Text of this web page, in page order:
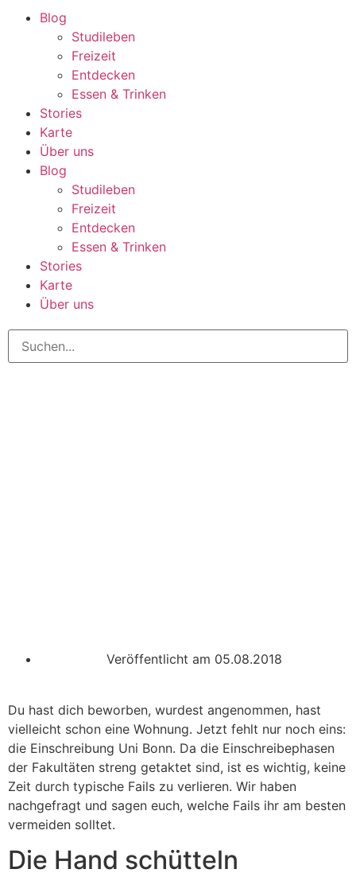
Blog
Studileben
Freizeit
Entdecken
Essen & Trinken
Stories
Karte
Über uns
Blog
Studileben
Freizeit
Entdecken
Essen & Trinken
Stories
Karte
Über uns
Veröffentlicht am 05.08.2018
Du hast dich beworben, wurdest angenommen, hast
vielleicht schon eine Wohnung. Jetzt fehlt nur noch eins:
die Einschreibung Uni Bonn. Da die Einschreibephasen
der Fakultäten streng getaktet sind, ist es wichtig, keine
Zeit durch typische Fails zu verlieren. Wir haben
nachgefragt und sagen euch, welche Fails ihr am besten
vermeiden solltet.
Die Hand schütteln